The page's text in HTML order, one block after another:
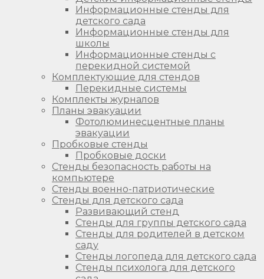
Информационные стенды для
детского сада
Информационные стенды для
школы
Информационные стенды с
перекидной системой
Комплектующие для стендов
Перекидные системы
Комплекты журналов
Планы эвакуации
Фотолюминесцентные планы
эвакуации
Пробковые стенды
Пробковые доски
Стенды безопасность работы на
компьютере
Стенды военно-патриотические
Стенды для детского сада
Развивающий стенд
Стенды для группы детского сада
Стенды для родителей в детском
саду
Стенды логопеда для детского сада
Стенды психолога для детского